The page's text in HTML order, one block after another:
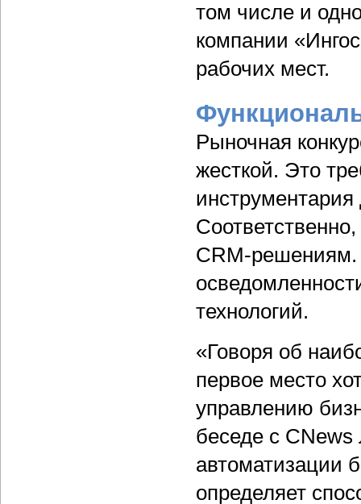
том числе и
компании
рабочих мест.
Рыночная
жесткой. Это
CRM-решениям.
технологий.
«Говоря об
первое место
управлению
беседе с
автоматизации
определяет